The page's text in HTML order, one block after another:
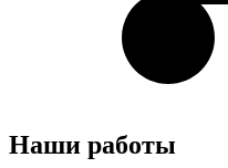
Наши работы